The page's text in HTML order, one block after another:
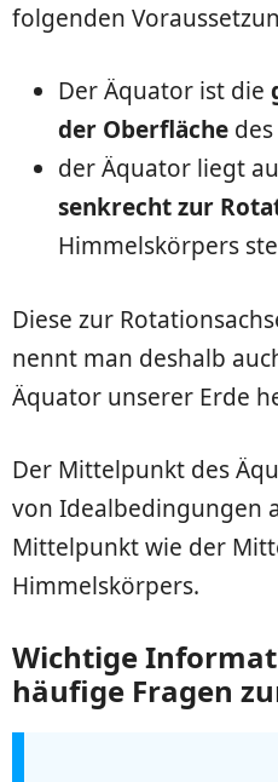
folgenden
Der Äquator ist die
der Oberfläche
der Äquator liegt
senkrecht zur
Himmelskörpers
Diese zur
nennt man deshalb
Äquator unserer Erde
Der Mittelpunkt des
von Idealbedingungen
Mittelpunkt wie der
Himmelskörpers.
Wichtige
häufige Fragen